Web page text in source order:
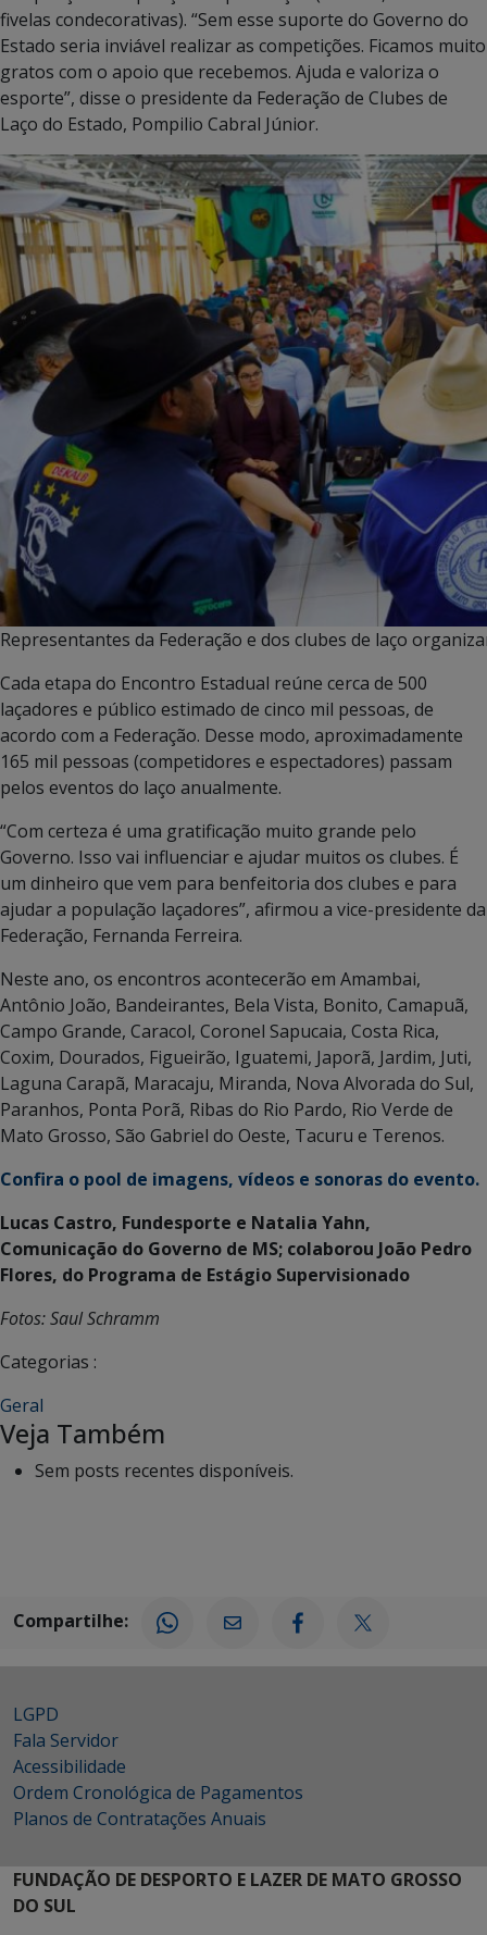
fivelas condecorativas). “Sem esse suporte do Governo do
Estado seria inviável realizar as competições. Ficamos muito
gratos com o apoio que recebemos. Ajuda e valoriza o
esporte”, disse o presidente da Federação de Clubes de
Laço do Estado, Pompilio Cabral Júnior.
Representantes da Federação e dos clubes de laço
Cada etapa do Encontro Estadual reúne cerca de 500
laçadores e público estimado de cinco mil pessoas, de
acordo com a Federação. Desse modo, aproximadamente
165 mil pessoas (competidores e espectadores) passam
pelos eventos do laço anualmente.
“Com certeza é uma gratificação muito grande pelo
Governo. Isso vai influenciar e ajudar muitos os clubes. É
um dinheiro que vem para benfeitoria dos clubes e para
ajudar a população laçadores”, afirmou a vice-presidente da
Federação, Fernanda Ferreira.
Neste ano, os encontros acontecerão em Amambai,
Antônio João, Bandeirantes, Bela Vista, Bonito, Camapuã,
Campo Grande, Caracol, Coronel Sapucaia, Costa Rica,
Coxim, Dourados, Figueirão, Iguatemi, Japorã, Jardim, Juti,
Laguna Carapã, Maracaju, Miranda, Nova Alvorada do Sul,
Paranhos, Ponta Porã, Ribas do Rio Pardo, Rio Verde de
Mato Grosso, São Gabriel do Oeste, Tacuru e Terenos.
Confira o pool de imagens, vídeos e sonoras do evento.
Lucas Castro, Fundesporte e Natalia Yahn,
Comunicação do Governo de MS; colaborou João Pedro
Flores, do Programa de Estágio Supervisionado
Fotos: Saul Schramm
Categorias :
Geral
Veja Também
Sem posts recentes disponíveis.
Compartilhe:
LGPD
Fala Servidor
Acessibilidade
Ordem Cronológica de Pagamentos
Planos de Contratações Anuais
FUNDAÇÃO DE DESPORTO E LAZER DE MATO GROSSO
DO SUL